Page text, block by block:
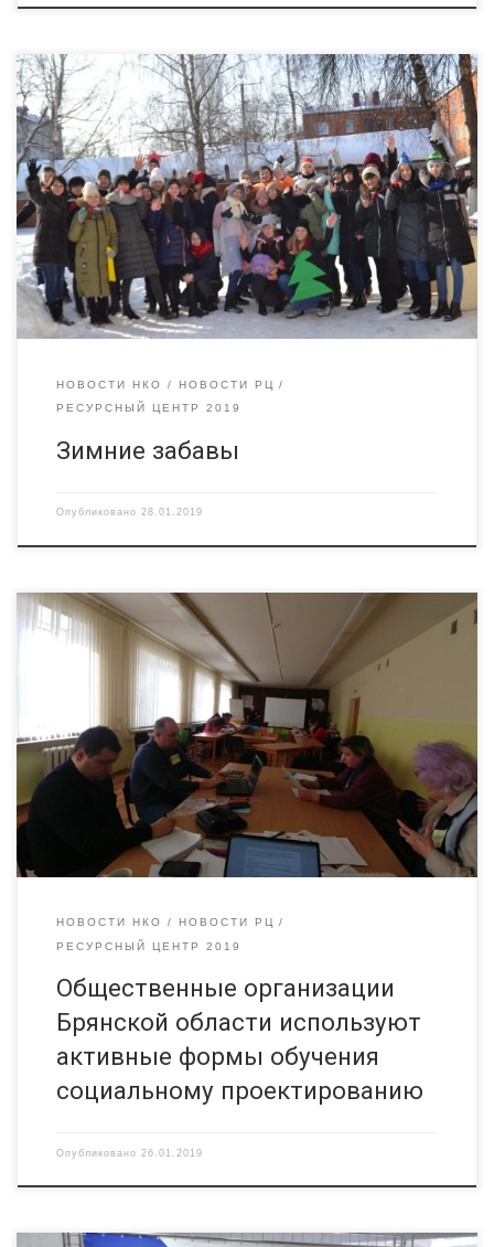
25 января 2019 г. волонтеры и сотрудники РЧОО «Радимичи —
детям Чернобыля» совместно с волонтерами клуба «Росток»
и волонтерами лагеря Новокемп, устроили во дворе школы
зимние приключения для детей начальной школы и их
родителей. «Снеговики», «Ёлочки», «Снежинки», «Мандаринки»-
так назывались команды участников «Зимних забав» в МБОУ
СОШ №2 им. А.И. […]
НОВОСТИ НКО
НОВОСТИ РЦ
РЕСУРСНЫЙ ЦЕНТР 2019
Зимние забавы
Опубликовано 28.01.2019
25 января 2018 года в Брянске представители
некоммерческих организаций приняли активное участие в
практическом семинаре по подготовке социальных проектов
с учетом анализа критериев их оценки. Участниками семинара
стали сотрудники и добровольцы Союза пионерских, детских,
подростковых организаций, Всероссийского общества
инвалидов, Брянской лиги КВН, Федерации футбола и
Федерации профсоюзов Брянской области, региональных […]
НОВОСТИ НКО
НОВОСТИ РЦ
РЕСУРСНЫЙ ЦЕНТР 2019
Общественные организации
Брянской области используют
активные формы обучения
социальному проектированию
Опубликовано 26.01.2019